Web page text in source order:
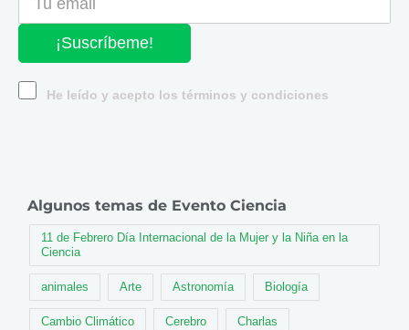
¡Suscríbeme!
He leído y acepto los términos y condiciones
Algunos temas de Evento Ciencia
11 de Febrero Día Internacional de la Mujer y la Niña en la
Ciencia
animales Arte Astronomía Biología
Cambio Climático Cerebro Charlas